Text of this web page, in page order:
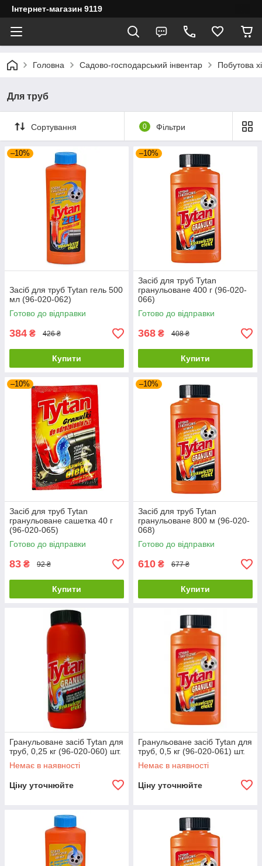
Інтернет-магазин 9119
Головна Садово-господарський інвентар Побутова
Для труб
Сортування 0 Фільтри
–10%
Засіб для труб Tytan гель 500
мл (96-020-062)
Готово до відправки
384 ₴ 426 ₴
Купити
–10%
Засіб для труб Tytan
гранульоване 400 г (96-020-
066)
Готово до відправки
368 ₴ 408 ₴
Купити
–10%
Засіб для труб Tytan
гранульоване сашетка 40 г
(96-020-065)
Готово до відправки
83 ₴ 92 ₴
Купити
–10%
Засіб для труб Tytan
гранульоване 800 м (96-020-
068)
Готово до відправки
610 ₴ 677 ₴
Купити
Гранульоване засіб Tytan для
труб, 0,25 кг (96-020-060) шт.
Немає в наявності
Ціну уточнюйте
Гранульоване засіб Tytan для
труб, 0,5 кг (96-020-061) шт.
Немає в наявності
Ціну уточнюйте